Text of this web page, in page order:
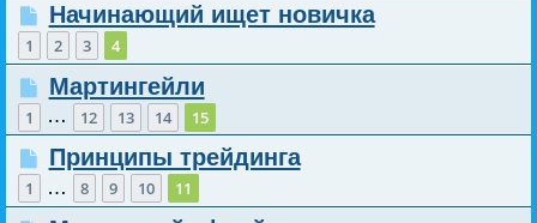
Начинающий ищет новичка
1 2 3 4
Мартингейли
1 … 12 13 14 15
Принципы трейдинга
1 … 8 9 10 11